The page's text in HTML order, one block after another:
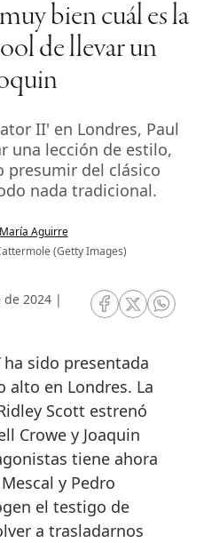
bien cuál es la
de llevar un
II' en Londres, Paul
una lección de estilo,
presumir del clásico
nada tradicional.
María Aguirre
(Getty Images)
de 2024 |
RRSS Facebook
RRSSRRSS
ha sido presentada
alto en Londres. La
Scott estrenó
Crowe y Joaquin
tiene ahora
y Pedro
el testigo de
a trasladarnos